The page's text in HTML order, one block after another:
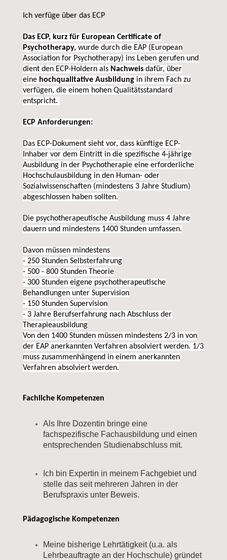
Ich verfüge über das ECP
Das ECP, kurz für European Certificate of
Psychotherapy, wurde durch die EAP (European
Association for Psychotherapy) ins Leben gerufen und
dient den ECP-Holdern als Nachweis dafür, über
eine hochqualitative Ausbildung in ihrem Fach zu
verfügen, die einem hohen Qualitätsstandard
entspricht.
ECP Anforderungen:
Das ECP-Dokument sieht vor, dass künftige ECP-
Inhaber vor dem Eintritt in die spezifische 4-jährige
Ausbildung in der Psychotherapie eine erforderliche
Hochschulausbildung in den Human- oder
Sozialwissenschaften (mindestens 3 Jahre Studium)
abgeschlossen haben sollten.
Die psychotherapeutische Ausbildung muss 4 Jahre
dauern und mindestens 1400 Stunden umfassen.
Davon müssen mindestens
- 250 Stunden Selbsterfahrung
- 500 - 800 Stunden Theorie
- 300 Stunden eigene psychotherapeutische
Behandlungen unter Supervision
- 150 Stunden Supervision
- 3 Jahre Berufserfahrung nach Abschluss der
Therapieausbildung
Von den 1400 Stunden müssen mindestens 2/3 in von
der EAP anerkannten Verfahren absolviert werden. 1/3
muss zusammenhängend in einem anerkannten
Verfahren absolviert werden.
Fachliche Kompetenzen
Als Ihre Dozentin bringe eine
fachspezifische Fachausbildung und einen
entsprechenden Studienabschluss mit.
Ich bin Expertin in meinem Fachgebiet und
stelle das seit mehreren Jahren in der
Berufspraxis unter Beweis.
Pädagogische Kompetenzen
Meine bisherige Lehrtätigkeit (u.a. als
Lehrbeauftragte an der Hochschule) gründet